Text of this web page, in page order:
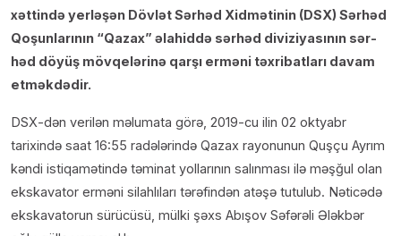
xəttində yer­lə­şən Döv­lət Sərhəd Xidmətinin (DSX) Sərhəd
Qoşunlarının “Qazax” əlahiddə sərhəd diviziyasının sər­
həd döyüş mövqelərinə qarşı erməni təxribatları davam
etməkdədir.
DSX-dən verilən məlumata görə, 2019-cu ilin 02 oktyabr
tarixində saat 16:55 radələrində Qa­zax rayonunun Quşçu Ayrım
kəndi istiqamətində təminat yolla­rı­nın salınması ilə məş­ğul olan
ekska­vato­r erməni silahlıları tərə­findən atə­şə tutul­ub. Nə­­ti­cə­də
ekskavatorun sürücüsü, mülki şəxs Abı­şov Səfərəli Ələkbər